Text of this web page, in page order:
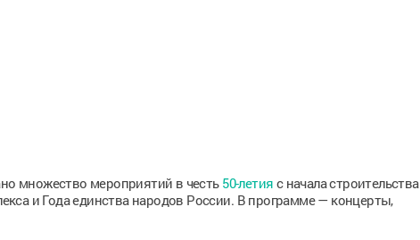
множество мероприятий в честь 50-летия с начала строительства
и Года единства народов России. В программе — концерты,